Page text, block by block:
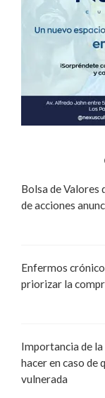
Bolsa de Valores
de acciones
Enfermos
priorizar la
Importancia de
hacer en caso de
vulnerada